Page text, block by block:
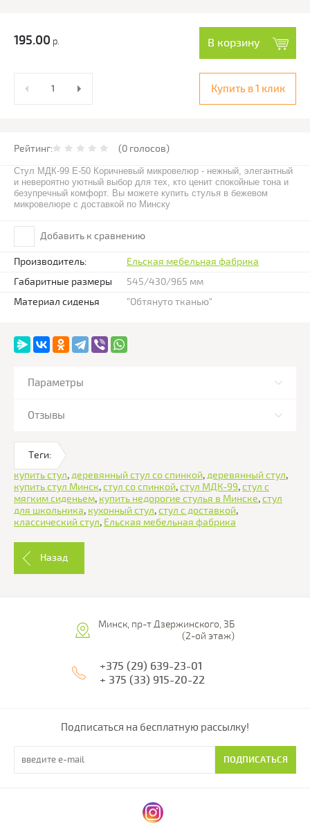
195.00 р. В корзину
Купить в 1 клик
Рейтинг: (0 голосов)
Стул МДК-99 Е-50 Коричневый микровелюр - нежный, элегантный
и невероятно уютный выбор для тех, кто ценит спокойные тона и
безупречный комфорт. Вы можете купить стулья в бежевом
микровелюре с доставкой по Минску
Добавить к сравнению
Производитель:
Ельская мебельная фабрика
Габаритные размеры
545/430/965 мм
Материал сиденья
"Обтянуто тканью"
Параметры
Отзывы
Теги:
купить стул,деревянный стул со спинкой,деревянный стул,
купить стул Минск,стул со спинкой,стул МДК-99,стул с
мягким сиденьем, купить недорогие стулья в Минске,стул
для школьника, кухонный стул,стул с доставкой,
классический стул, Ельская мебельная фабрика
Назад
Минск, пр-т Дзержинского, 3Б
(2-ой этаж)
+375 (29) 639-23-01
+ 375 (33) 915-20-22
Подписаться на бесплатную рассылку!
ПОДПИСАТЬСЯ